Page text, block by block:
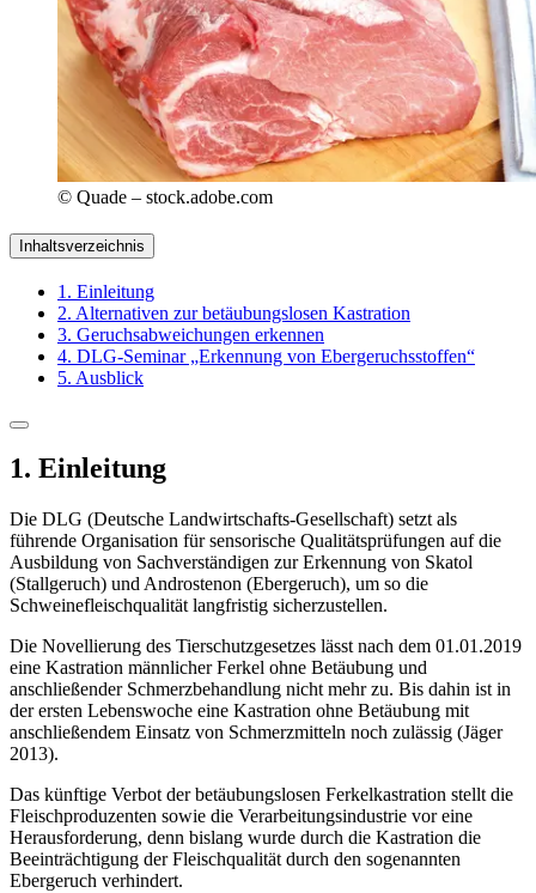
© Quade – stock.adobe.com
Inhaltsverzeichnis
1. Einleitung
2. Alternativen zur betäubungslosen Kastration
3. Geruchsabweichungen erkennen
4. DLG-Seminar „Erkennung von Ebergeruchsstoffen“
5. Ausblick
1. Einleitung
Die DLG (Deutsche Landwirtschafts-Gesellschaft) setzt als
führende Organisation für sensorische Qualitätsprüfungen auf die
Ausbildung von Sachverständigen zur Erkennung von Skatol
(Stallgeruch) und Androstenon (Ebergeruch), um so die
Schweinefleischqualität langfristig sicherzustellen.
Die Novellierung des Tierschutzgesetzes lässt nach dem 01.01.2019
eine Kastration männlicher Ferkel ohne Betäubung und
anschließender Schmerzbehandlung nicht mehr zu. Bis dahin ist in
der ersten Lebenswoche eine Kastration ohne Betäubung mit
anschließendem Einsatz von Schmerzmitteln noch zulässig (Jäger
2013).
Das künftige Verbot der betäubungslosen Ferkelkastration stellt die
Fleischproduzenten sowie die Verarbeitungsindustrie vor eine
Herausforderung, denn bislang wurde durch die Kastration die
Beeinträchtigung der Fleischqualität durch den sogenannten
Ebergeruch verhindert.